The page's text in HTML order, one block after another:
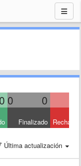
0 0 0
Finalizado
Última actualización